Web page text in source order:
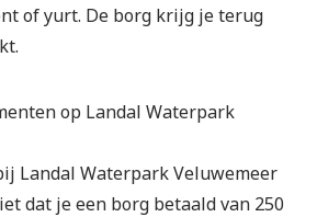
of yurt. De borg krijg je terug
op Landal Waterpark
Landal Waterpark Veluwemeer
dat je een borg betaald van 250